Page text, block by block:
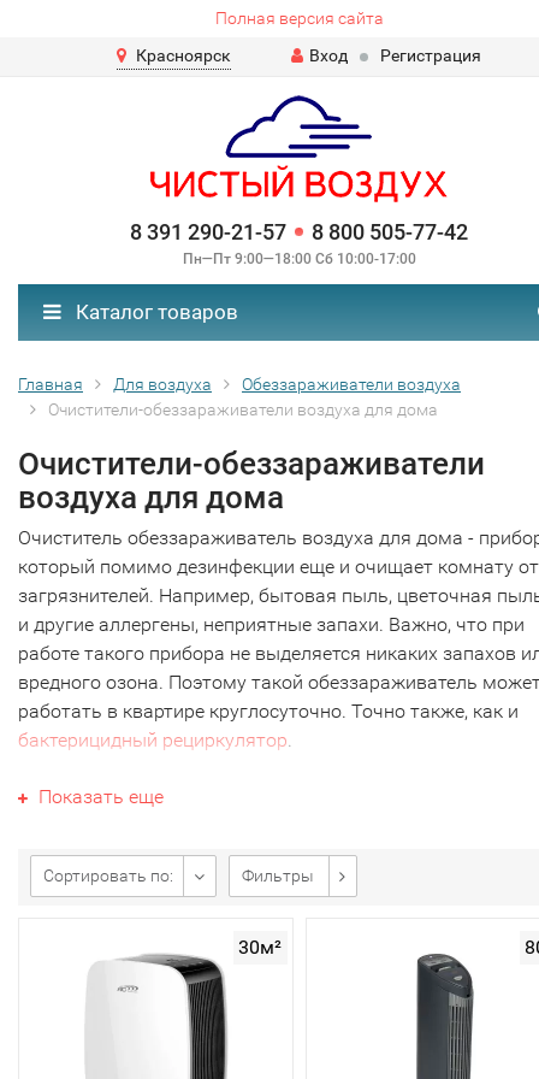
Полная версия сайта
Красноярск
Вход Регистрация
8 391 290-21-57 8 800 505-77-42
Пн—Пт 9:00—18:00 Сб 10:00-17:00
Каталог товаров
Главная Для воздуха
Обеззараживатели воздуха
Очистители-обеззараживатели воздуха для дома
Очистители-обеззараживатели
воздуха для дома
Очиститель обеззараживатель воздуха для дома -
который помимо дезинфекции еще и очищает комнату от
загрязнителей. Например, бытовая пыль, цветочная
и другие аллергены, неприятные запахи. Важно, что при
работе такого прибора не выделяется никаких запахов
вредного озона. Поэтому такой обеззараживатель
работать в квартире круглосуточно. Точно также, как и
бактерицидный рециркулятор.
Обеззараживание воздуха в
В разных приборах функция дезинфекции реализуется
разному.
Ультрафиолет. Чаще всего внутри стоит UV лампа,
которая обладает высокой бактерицидной
Попадая внутрь, воздух облучается
Из-за этого молекулы бактерий и вирусов получают
повреждения. Кроме того, со временем они теряют
Показать еще
Сортировать по: Фильтры
30м²